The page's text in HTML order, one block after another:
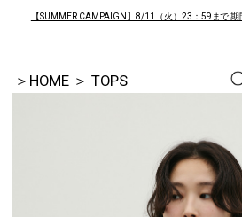
【SUMMER CAMPAIGN】8/11（火）23：59まで 期
＞ HOME ＞ TOPS